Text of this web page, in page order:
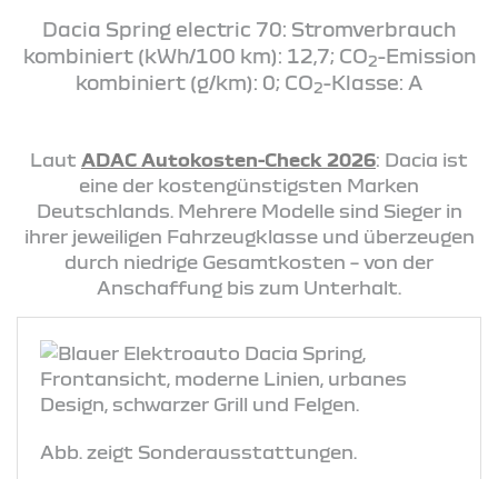
Dacia Spring electric 70: Stromverbrauch
kombiniert (kWh/100 km): 12,7; CO2-Emission
kombiniert (g/km): 0; CO2-Klasse: A
Laut ADAC Autokosten-Check 2026: Dacia ist
eine der kostengünstigsten Marken
Deutschlands. Mehrere Modelle sind Sieger in
ihrer jeweiligen Fahrzeugklasse und überzeugen
durch niedrige Gesamtkosten – von der
Anschaffung bis zum Unterhalt.
Abb. zeigt Sonderausstattungen.